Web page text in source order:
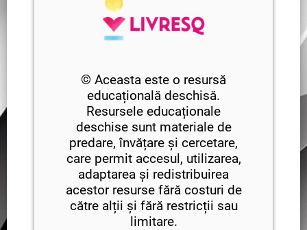
© Aceasta este o resursă
educațională deschisă.
Resursele educaționale
deschise sunt materiale de
predare, învățare și cercetare,
care permit accesul, utilizarea,
adaptarea și redistribuirea
acestor resurse fără costuri de
către alții și fără restricții sau
limitare.